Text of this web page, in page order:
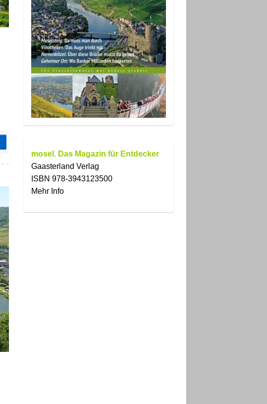
mosel. Das Magazin für Entdecker
Gaasterland Verlag
ISBN 978-3943123500
Mehr Info